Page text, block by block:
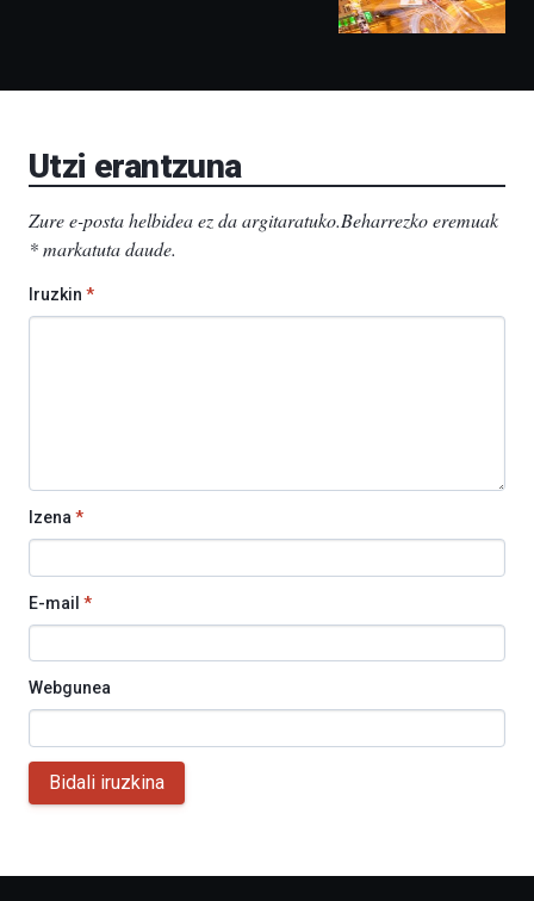
Bizkaia
Utzi erantzuna
Zure e-posta helbidea ez da argitaratuko.Beharrezko eremuak
*markatuta daude.
Iruzkin *
Izena*
E-mail *
Webgunea
Bidali iruzkina